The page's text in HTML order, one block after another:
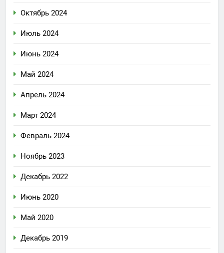
Октябрь 2024
Июль 2024
Июнь 2024
Май 2024
Апрель 2024
Март 2024
Февраль 2024
Ноябрь 2023
Декабрь 2022
Июнь 2020
Май 2020
Декабрь 2019